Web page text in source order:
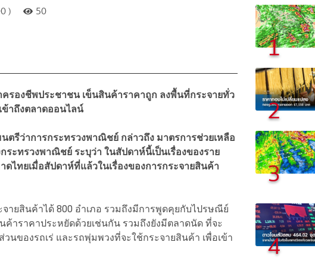
) 50
รองชีพประชาชน เข็นสินค้าราคาถูก ลงพื้นที่กระจายทั่ว
าถึงตลาดออนไลน์
รีว่าการกระทรวงพาณิชย์ กล่าวถึง มาตรการช่วยเหลือ
ะทรวงพาณิชย์ ระบุว่า ในสัปดาห์นี้เป็นเรื่องของราย
ไทยเมื่อสัปดาห์ที่แล้วในเรื่องของการกระจายสินค้า
ายสินค้าได้ 800 อำเภอ รวมถึงมีการพูดคุยกับไปรษณีย์
าราคาประหยัดด้วยเช่นกัน รวมถึงยังมีตลาดนัด ที่จะ
ของรถเร่ และรถพุ่มพวงที่จะใช้กระจายสินค้า เพื่อเข้า
1
2
3
4